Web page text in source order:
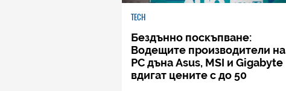
TECH
Бездънно поскъпване:
Водещите производители на
РС дъна Asus, MSI и Gigabyte
вдигат цените с до 50